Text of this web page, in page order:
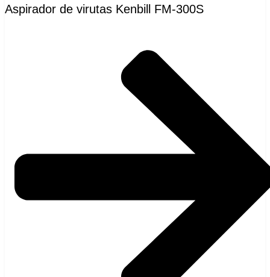
Aspirador de virutas Kenbill FM-300S